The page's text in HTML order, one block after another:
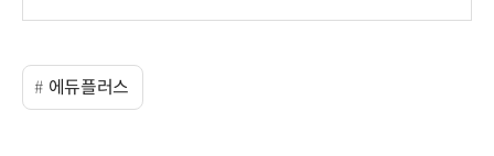
에듀플러스